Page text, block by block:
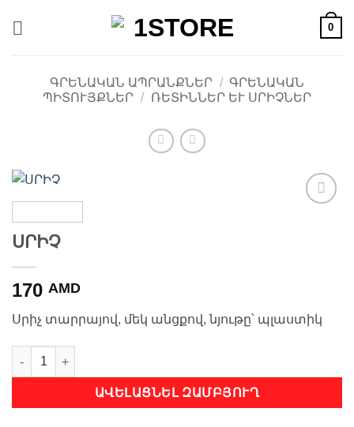
0
ԳՐԵՆԱԿԱՆ ԱՊՐԱՆՔՆԵՐ / ԳՐԵՆԱԿԱՆ
ՊԻՏՈՒՅՔՆԵՐ / ՌԵՏԻՆՆԵՐ ԵՒ ՍՐԻՉՆԵՐ
ՍՐԻՉ
170 AMD
Սրիչ տարրայով, մեկ անցքով, նյութը՝ պլաստիկ
ՍՐԻՉ quantity
ԱՎԵԼԱՑՆԵԼ ԶԱՄԲՅՈՒՂ